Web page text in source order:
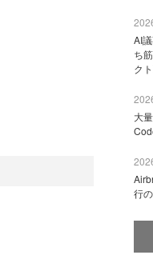
AI
ち
ク
大
行